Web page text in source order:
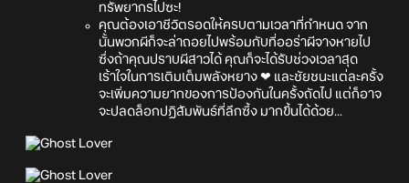
ทรัพยากรไปซะ!
คุณต้องเอาชีวิตรอดให้ครบตามเวลาที่กำหนด จาก
นั้นพวกผีก็จะล่าถอยไปพร้อมกับที่ออร่าผีจางหายไป
ซึ่งถ้าคุณปราบผีสาวได้ คุณก็จะได้รับช่วงเวลาสุด
เร้าใจในการเติมเต็มพลังหยาง ❤ และชัยชนะแต่ละครั้ง
จะเพิ่มความยากของการป้องกันในครั้งถัดไป แต่ก็อาจ
จะปลดล็อกปฏิสัมพันธ์ที่ลึกซึ้ง มากขึ้นได้ด้วย...